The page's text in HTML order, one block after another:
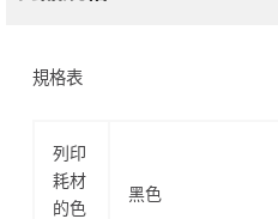
規格表
列印
耗材
的色
黑色